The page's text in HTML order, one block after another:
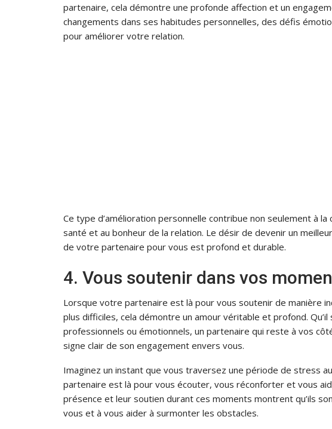
partenaire, cela démontre une profonde affection et un
changements dans ses habitudes personnelles, des défis
pour améliorer votre relation.
Ce type d’amélioration personnelle contribue non seulement à la
santé et au bonheur de la relation. Le désir de devenir un
de votre partenaire pour vous est profond et durable.
4. Vous soutenir dans vos
Lorsque votre partenaire est là pour vous soutenir de manière
plus difficiles, cela démontre un amour véritable et profond. Qu’il
professionnels ou émotionnels, un partenaire qui reste à vos
signe clair de son engagement envers vous.
Imaginez un instant que vous traversez une période de stress
partenaire est là pour vous écouter, vous réconforter et vous
présence et leur soutien durant ces moments montrent qu’ils
vous et à vous aider à surmonter les obstacles.